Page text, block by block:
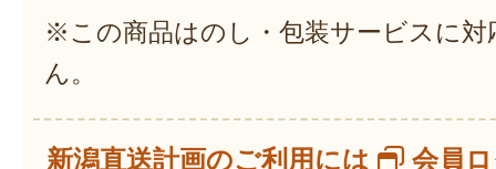
※この商品はのし・包装サービスに対
ん。
新潟直送計画のご利用には
会員